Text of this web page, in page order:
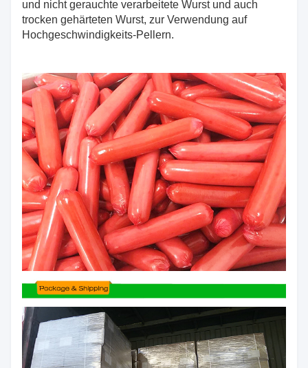
und nicht gerauchte verarbeitete Wurst und auch
trocken gehärteten Wurst, zur Verwendung auf
Hochgeschwindigkeits-Pellern.